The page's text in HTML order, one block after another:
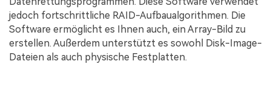
jedoch fortschrittliche RAID-Aufbaualgorithmen. Die
Software ermöglicht es Ihnen auch, ein Array-Bild zu
erstellen. Außerdem unterstützt es sowohl Disk-Image-
Dateien als auch physische Festplatten.